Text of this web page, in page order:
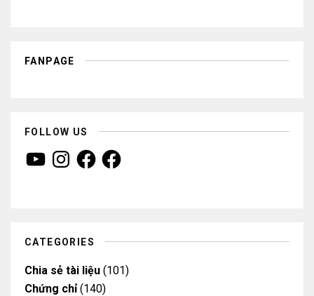
FANPAGE
FOLLOW US
Y
o
n
m
F
a
F
a
CATEGORIES
Chia sẻ tài liệu (101)
Chứng chỉ(140)